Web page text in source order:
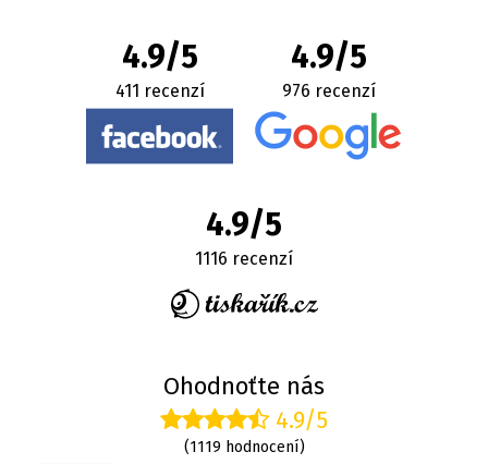
4.9/5
411 recenzí
4.9/5
976 recenzí
4.9/5
1116 recenzí
Ohodnoťte nás
4.9/5
(1119 hodnocení)